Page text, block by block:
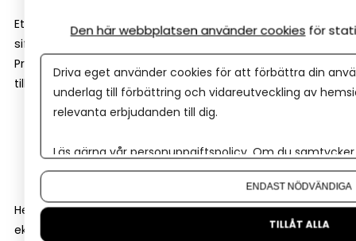
Ett bra bokföringsprogram ska inte bara registrera
siffror – det ska också hjälpa dig att förstå ekonomin.
Programmet ska därför kunna ge dig tydliga rapporter,
till exempel:
resultatrapport
balansrapport
Helst ska de vara enkla att läsa även för den som inte är
ekonom.
Den här webbplatsen använder cookies för
Driva eget använder cookies för att förbättra din
underlag till förbättring och vidareutveckling av
relevanta erbjudanden till dig.
Läs gärna vår personuppgiftspolicy. Om du
Om du vill ändra ditt val i efterhand hittar du den
ENDAST NÖDVÄNDIGA
TILLÅT ALLA